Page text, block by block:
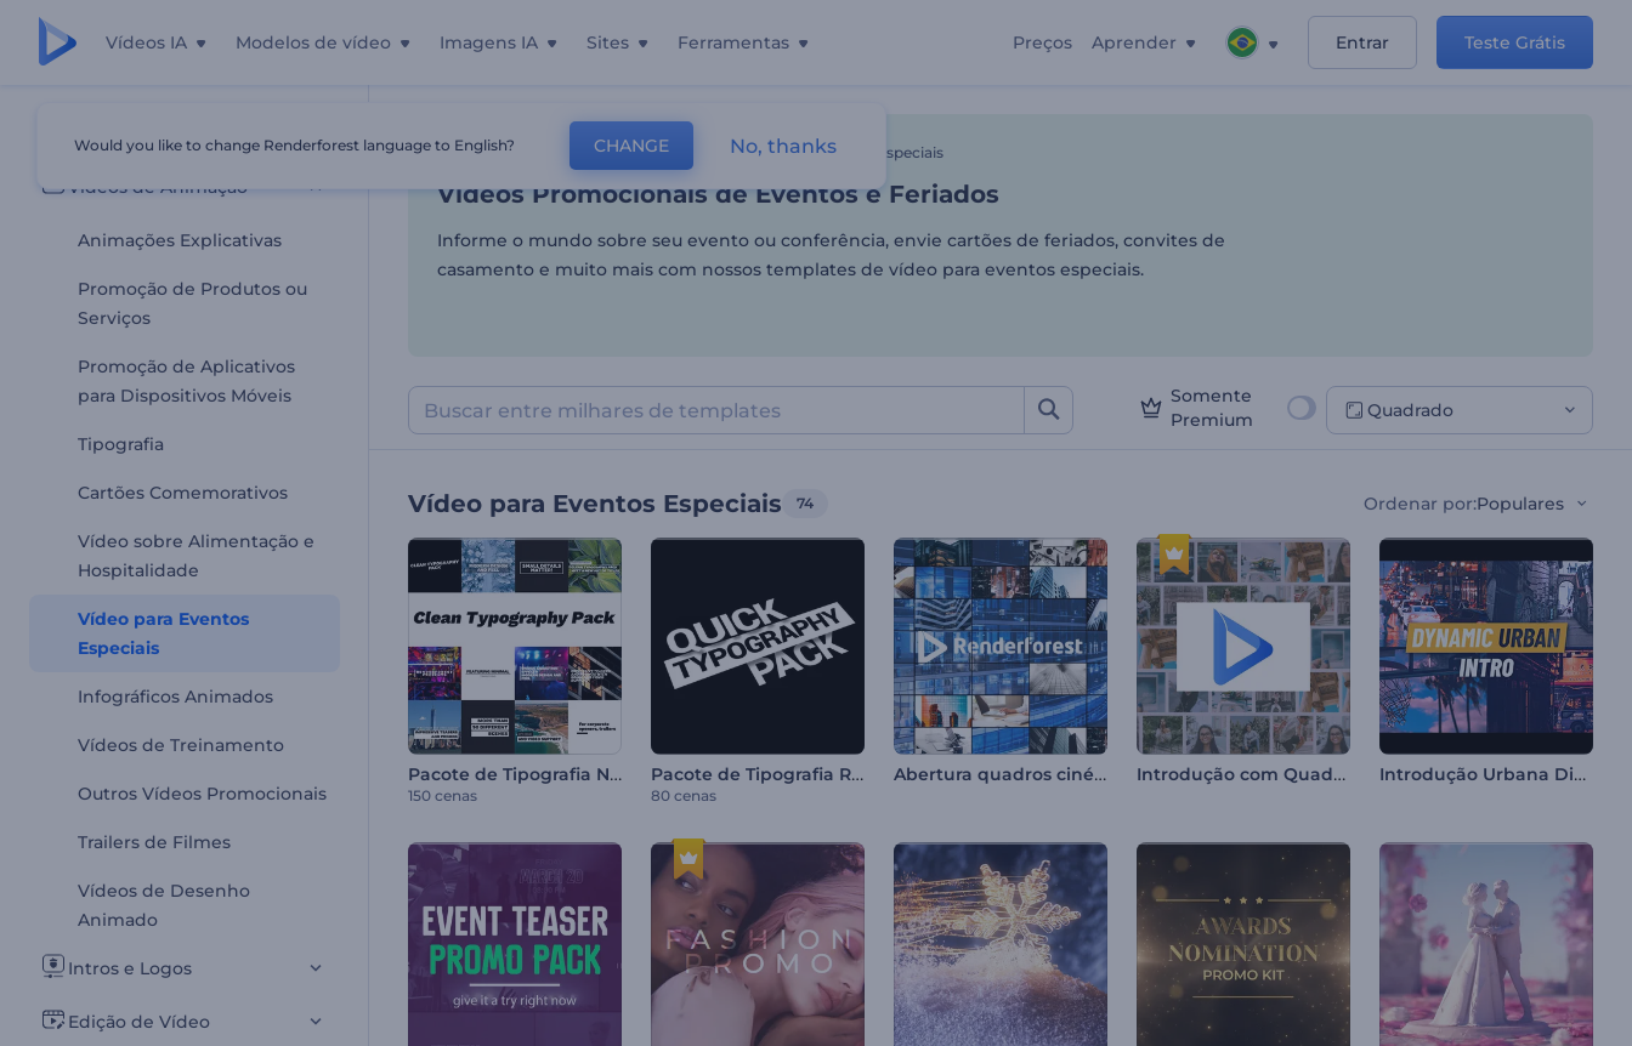
Vídeos IA Modelos de vídeo Imagens IA Sites Ferramentas Preços Aprender Entrar Teste Grátis
Todos os templates
Vídeos de Animação
Animações Explicativas
Promoção de Produtos ou
Serviços
Promoção de Aplicativos
para Dispositivos Móveis
Tipografia
Cartões Comemorativos
Vídeo sobre Alimentação e
Hospitalidade
Vídeo para Eventos
Especiais
Infográficos Animados
Vídeos de Treinamento
Outros Vídeos Promocionais
Trailers de Filmes
Vídeos de Desenho
Animado
Intros e Logos
Edição de Vídeo
Vídeos Promocionais de Eventos e Feriados
Início Templates Vídeos De Animação Vídeo Para Eventos Especiais
Vídeos Promocionais de Eventos e Feriados
Informe o mundo sobre seu evento ou conferência, envie cartões de feriados, convites de
casamento e muito mais com nossos templates de vídeo para eventos especiais.
Somente
Premium
Quadrado
Vídeo para Eventos Especiais 74 Ordenar por:Populares
Pacote de Tipografia Nítida
150 cenas
Pacote de Tipografia Rápida
80 cenas
Abertura quadros cinéticos Introdução com Quadros Deslizantes Introdução Urbana Dinâmica
Would you like to change Renderforest language to English? CHANGE No, thanks